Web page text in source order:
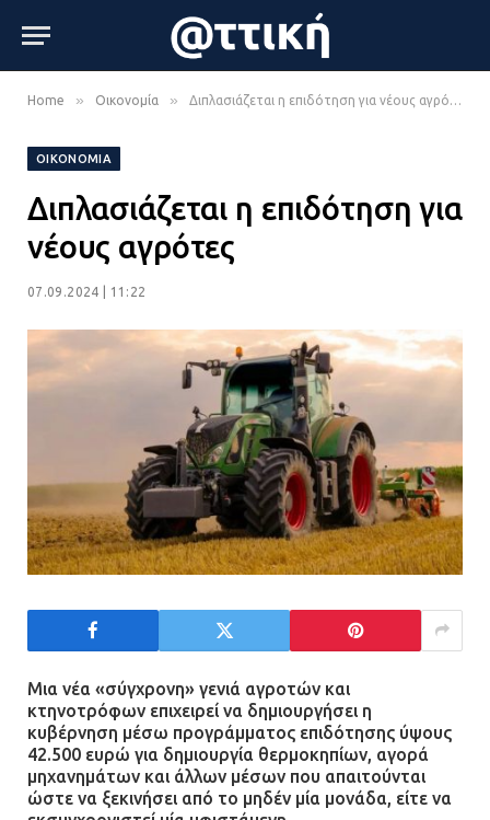
Home » Οικονομία » Διπλασιάζεται η επιδότηση για νέους αγρότες
ΟΙΚΟΝΟΜΊΑ
Διπλασιάζεται η επιδότηση για
νέους αγρότες
07.09.2024 | 11:22
Μια νέα «σύγχρονη» γενιά αγροτών και
κτηνοτρόφων επιχειρεί να δημιουργήσει η
κυβέρνηση μέσω προγράμματος επιδότησης ύψους
42.500 ευρώ για δημιουργία θερμοκηπίων, αγορά
μηχανημάτων και άλλων μέσων που απαιτούνται
ώστε να ξεκινήσει από το μηδέν μία μονάδα, είτε να